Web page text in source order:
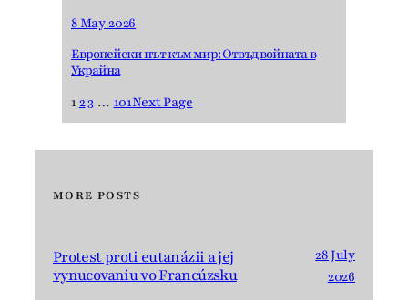
8 May 2026
Европейски път към мир: Отвъд войната в
Украйна
123 … 101Next Page
MORE POSTS
Protest proti eutanázii a jej
vynucovaniu vo Francúzsku
28 July
2026